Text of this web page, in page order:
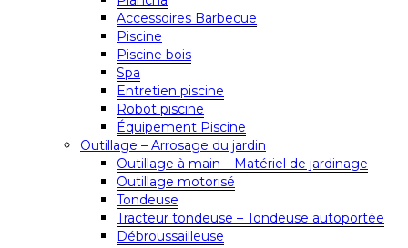
Accessoires Barbecue
Piscine
Piscine bois
Spa
Entretien piscine
Robot piscine
Équipement Piscine
Outillage – Arrosage du jardin
Outillage à main – Matériel de jardinage
Outillage motorisé
Tondeuse
Tracteur tondeuse – Tondeuse autoportée
Débroussailleuse